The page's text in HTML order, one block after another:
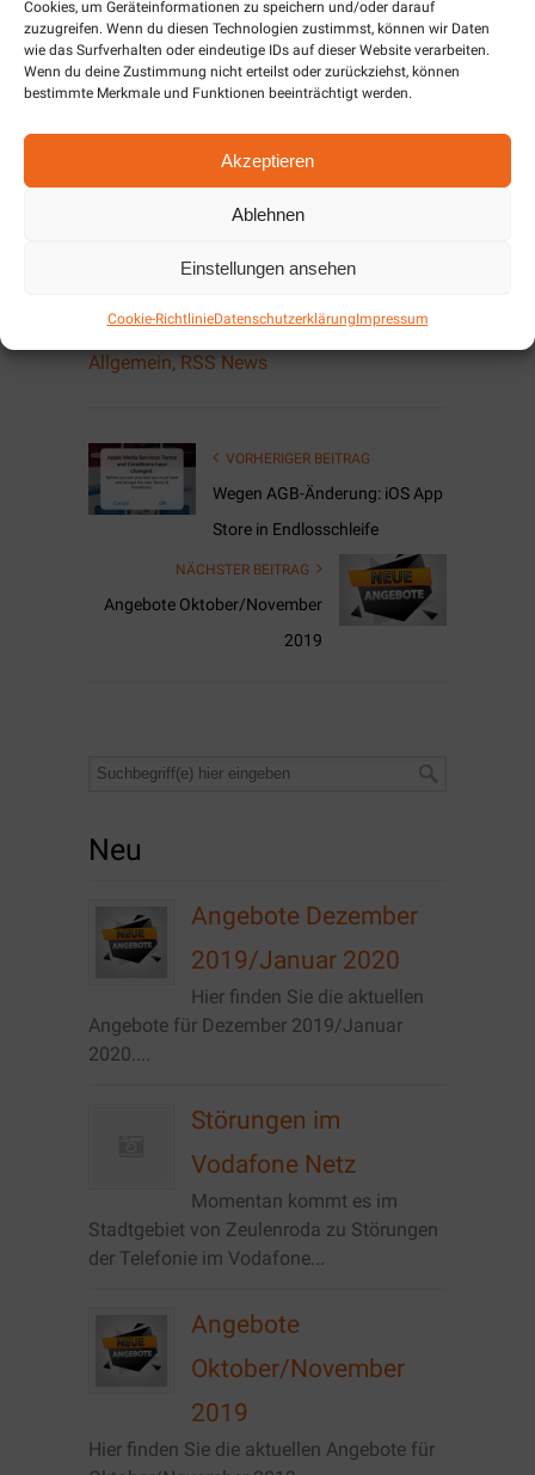
Cookies, um Geräteinformationen zu speichern und/oder darauf
zuzugreifen. Wenn du diesen Technologien zustimmst, können wir Daten
wie das Surfverhalten oder eindeutige IDs auf dieser Website verarbeiten.
Wenn du deine Zustimmung nicht erteilst oder zurückziehst, können
bestimmte Merkmale und Funktionen beeinträchtigt werden.
Akzeptieren
Ablehnen
Einstellungen ansehen
Cookie-RichtlinieDatenschutzerklärungImpressum
Hausratsversicherungen übernehmen
allerdings Schäden, die durch einen
Bei Fragen wenden Sie sich einfach an
am13. Juni 2019
/
Allgemein, RSS News
VORHERIGER BEITRAG
Wegen AGB-Änderung: iOS App
Store in Endlosschleife
NÄCHSTER BEITRAG
Angebote Oktober/November
2019
Neu
Angebote Dezember
2019/Januar 2020
Hier finden Sie die aktuellen
Angebote für Dezember 2019/Januar
2020....
Störungen im
Vodafone Netz
Momentan kommt es im
Stadtgebiet von Zeulenroda zu Störungen
der Telefonie im Vodafone...
Angebote
Oktober/November
2019
Hier finden Sie die aktuellen Angebote für